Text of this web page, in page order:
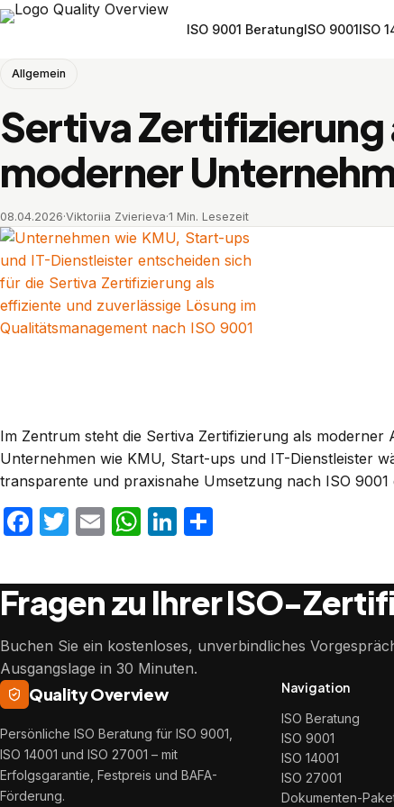
ISO 9001 BeratungISO 9001ISO
Allgemein
Sertiva Zertifizierung
moderner
08.04.2026·Viktoriia Zvierieva·1 Min. Lesezeit
Im Zentrum steht die Sertiva Zertifizierung als moderner
Unternehmen wie KMU, Start-ups und IT-Dienstleister
transparente und praxisnahe Umsetzung nach ISO 9001
Facebook
Twitter
EmailWhatsApp
LinkedIn
Fragen zu Ihrer ISO-
Buchen Sie ein kostenloses, unverbindliches
Ausgangslage in 30 Minuten.
Quality Overview
Persönliche ISO Beratung für ISO 9001,
ISO 14001 und ISO 27001 – mit
Erfolgsgarantie, Festpreis und BAFA-
Förderung.
Navigation
ISO Beratung
ISO 9001
ISO 14001
ISO 27001
Dokumenten-